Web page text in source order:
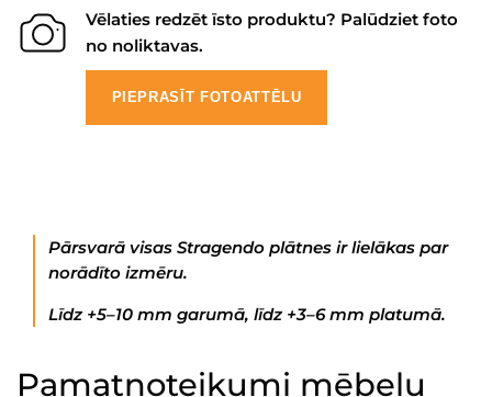
Vēlaties redzēt īsto produktu? Palūdziet foto
no noliktavas.
PIEPRASĪT FOTOATTĒLU
Pārsvarā visas Stragendo plātnes ir lielākas par
norādīto izmēru.
Līdz +5–10 mm garumā, līdz +3–6 mm platumā.
Pamatnoteikumi mēbeļu